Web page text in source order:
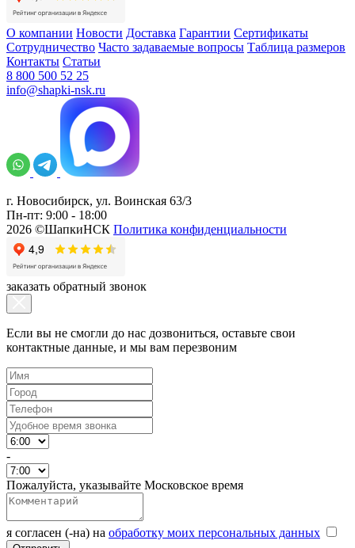
О компании Новости Доставка Гарантии Сертификаты
Сотрудничество Часто задаваемые вопросы Таблица размеров
Контакты Статьи
8 800 500 52 25
info@shapki-nsk.ru
г. Новосибирск, ул. Воинская 63/3
Пн-пт: 9:00 - 18:00
2026 ©ШапкиНСК Политика конфиденциальности
заказать обратный звонок
Если вы не смогли до нас дозвониться, оставьте свои
контактные данные, и мы вам перезвоним
-
Пожалуйста, указывайте Московское время
я согласен (-на) на обработку моих персональных данных